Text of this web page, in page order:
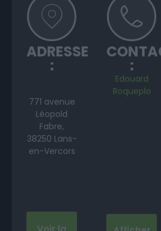
ADRESSE
:
771 avenue
Léopold
Fabre,
38250 Lans-
en-Vercors
:
Edouard
Roqueplo